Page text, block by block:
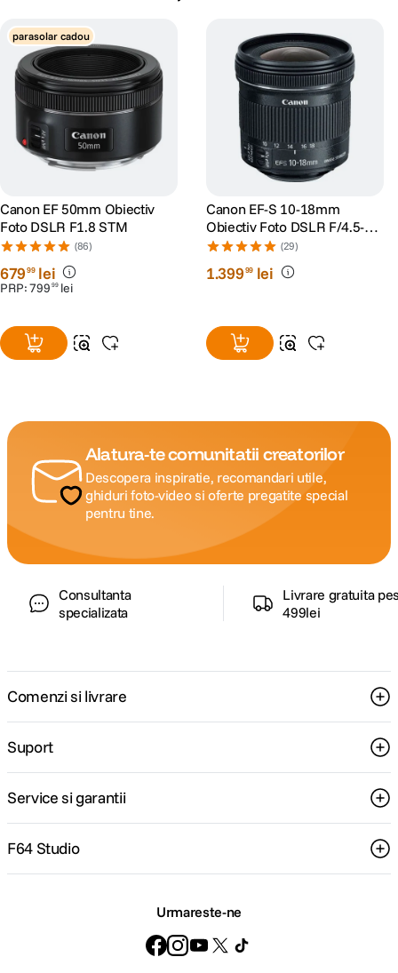
parasolar cadou
Canon EF 50mm Obiectiv
Foto DSLR F1.8 STM
(86)
67999 lei
PRP:799 99 lei
Canon EF-S 10-18mm
Obiectiv Foto DSLR F/4.5-5.6
IS STM
(29)
1.39999 lei
Alatura-te comunitatii creatorilor
Descopera inspiratie, recomandari utile,
ghiduri foto-video si oferte pregatite special
pentru tine.
Consultanta
specializata
Livrare gratuita
499lei
Comenzi si livrare
Suport
Service si garantii
F64 Studio
Urmareste-ne